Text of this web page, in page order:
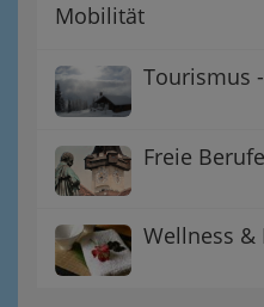
Mobilität
Tourismus
Freie Berufe
Wellness &